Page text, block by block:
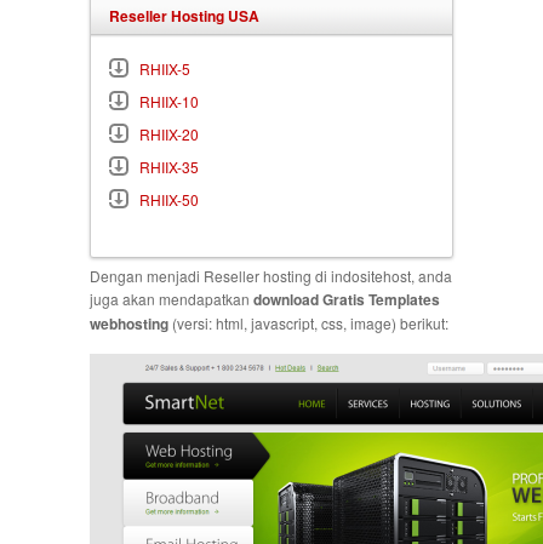
Reseller Hosting USA
RHIIX-5
RHIIX-10
RHIIX-20
RHIIX-35
RHIIX-50
Dengan menjadi Reseller hosting di indositehost, anda
juga akan mendapatkan download Gratis Templates
webhosting (versi: html, javascript, css, image) berikut: